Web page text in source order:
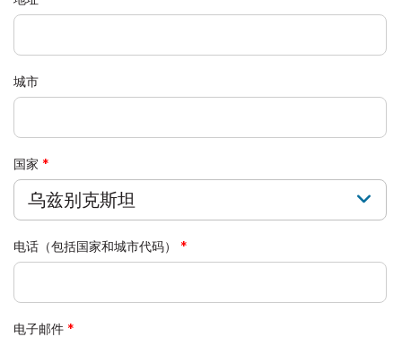
城市
国家
乌兹别克斯坦
电话（包括国家和城市代码）
电子邮件